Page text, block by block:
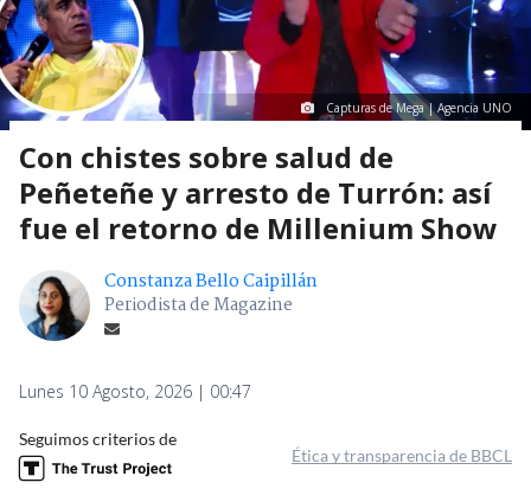
Capturas de Mega | Agencia UNO
Con chistes sobre salud de
Peñeteñe y arresto de Turrón: así
fue el retorno de Millenium Show
Constanza Bello Caipillán
Periodista de Magazine
Lunes 10 Agosto, 2026 | 00:47
Seguimos criterios de
Ética y transparencia de BBCL